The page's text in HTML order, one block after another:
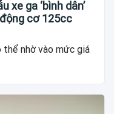
xe ga ‘bình dân’
cơ 125cc
thể nhờ vào mức giá